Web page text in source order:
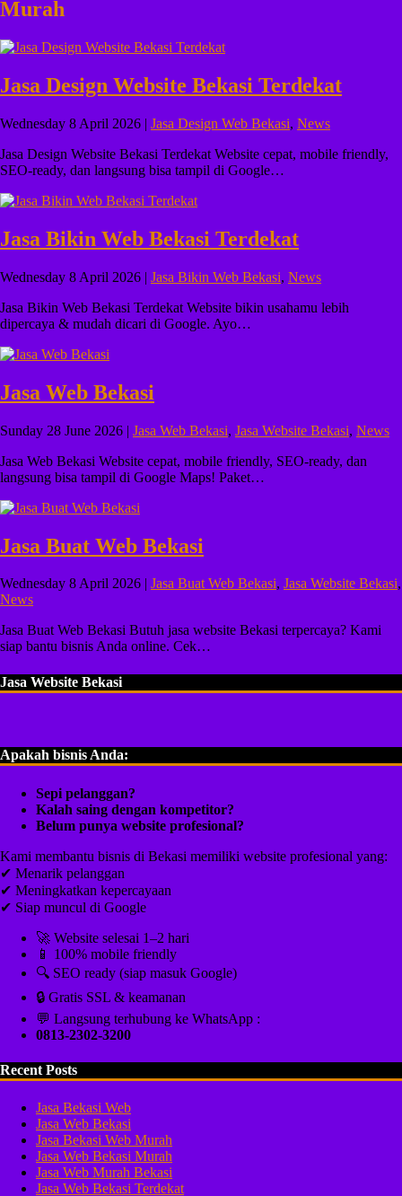
Murah
Jasa Design Website Bekasi Terdekat
Wednesday 8 April 2026 | Jasa Design Web Bekasi, News
Jasa Design Website Bekasi Terdekat Website cepat, mobile friendly,
SEO-ready, dan langsung bisa tampil di Google…
Jasa Bikin Web Bekasi Terdekat
Wednesday 8 April 2026 | Jasa Bikin Web Bekasi, News
Jasa Bikin Web Bekasi Terdekat Website bikin usahamu lebih
dipercaya & mudah dicari di Google. Ayo…
Jasa Web Bekasi
Sunday 28 June 2026 | Jasa Web Bekasi, Jasa Website Bekasi, News
Jasa Web Bekasi Website cepat, mobile friendly, SEO-ready, dan
langsung bisa tampil di Google Maps! Paket…
Jasa Buat Web Bekasi
Wednesday 8 April 2026 | Jasa Buat Web Bekasi, Jasa Website Bekasi,
News
Jasa Buat Web Bekasi Butuh jasa website Bekasi terpercaya? Kami
siap bantu bisnis Anda online. Cek…
Jasa Website Bekasi
Apakah bisnis Anda:
Sepi pelanggan?
Kalah saing dengan kompetitor?
Belum punya website profesional?
Kami membantu bisnis di Bekasi memiliki website profesional yang:
✔ Menarik pelanggan
✔ Meningkatkan kepercayaan
✔ Siap muncul di Google
🚀 Website selesai 1–2 hari
📱 100% mobile friendly
🔍 SEO ready (siap masuk Google)
🔒 Gratis SSL & keamanan
💬 Langsung terhubung ke WhatsApp :
0813-2302-3200
Recent Posts
Jasa Bekasi Web
Jasa Web Bekasi
Jasa Bekasi Web Murah
Jasa Web Bekasi Murah
Jasa Web Murah Bekasi
Jasa Web Bekasi Terdekat